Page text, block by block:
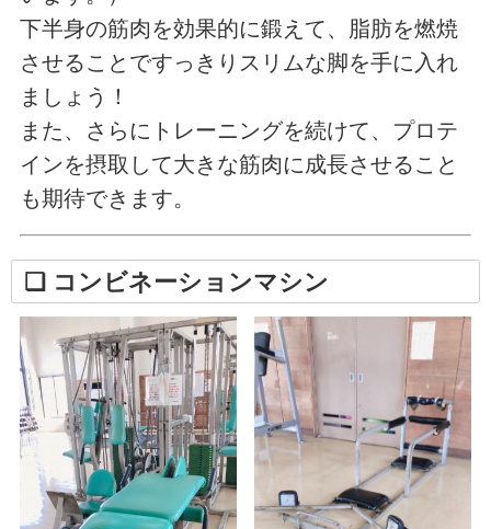
下半身の筋肉を効果的に鍛えて、脂肪を燃焼
させることですっきりスリムな脚を手に入れ
ましょう！
また、さらにトレーニングを続けて、プロテ
インを摂取して大きな筋肉に成長させること
も期待できます。
❏ コンビネーションマシン